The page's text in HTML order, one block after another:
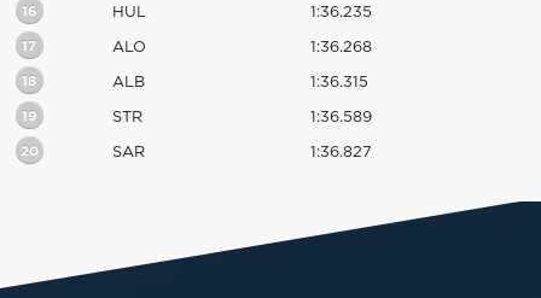
16 HUL 1:36.235
17 ALO 1:36.268
18 ALB 1:36.315
19 STR 1:36.589
20 SAR 1:36.827